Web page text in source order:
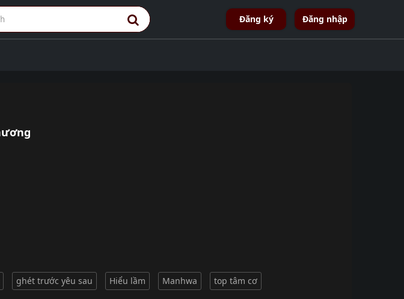
Đăng ký Đăng nhập
ghét trước yêu sau Hiểu lầm Manhwa top tâm cơ